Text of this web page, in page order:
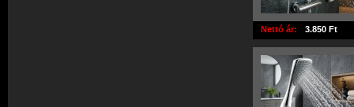
Nettó ár: 3.850 Ft